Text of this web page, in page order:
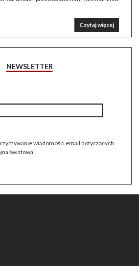
Czytaj więcej
NEWSLETTER
wiadomości email dotyczących
światowa".